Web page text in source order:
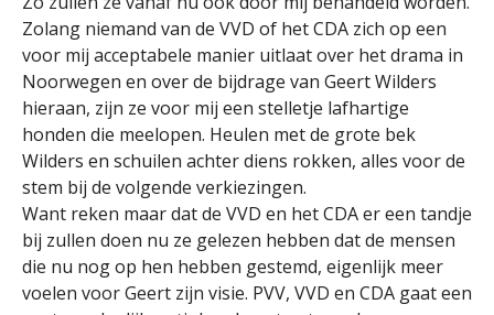
Zolang niemand van de VVD of het CDA zich op een
voor mij acceptabele manier uitlaat over het drama in
Noorwegen en over de bijdrage van Geert Wilders
hieraan, zijn ze voor mij een stelletje lafhartige
honden die meelopen. Heulen met de grote bek
Wilders en schuilen achter diens rokken, alles voor de
stem bij de volgende verkiezingen.
Want reken maar dat de VVD en het CDA er een tandje
bij zullen doen nu ze gelezen hebben dat de mensen
die nu nog op hen hebben gestemd, eigenlijk meer
voelen voor Geert zijn visie. PVV, VVD en CDA gaat een